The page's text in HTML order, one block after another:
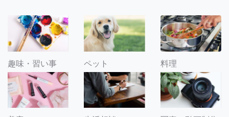
趣味・習い事 ペット 料理